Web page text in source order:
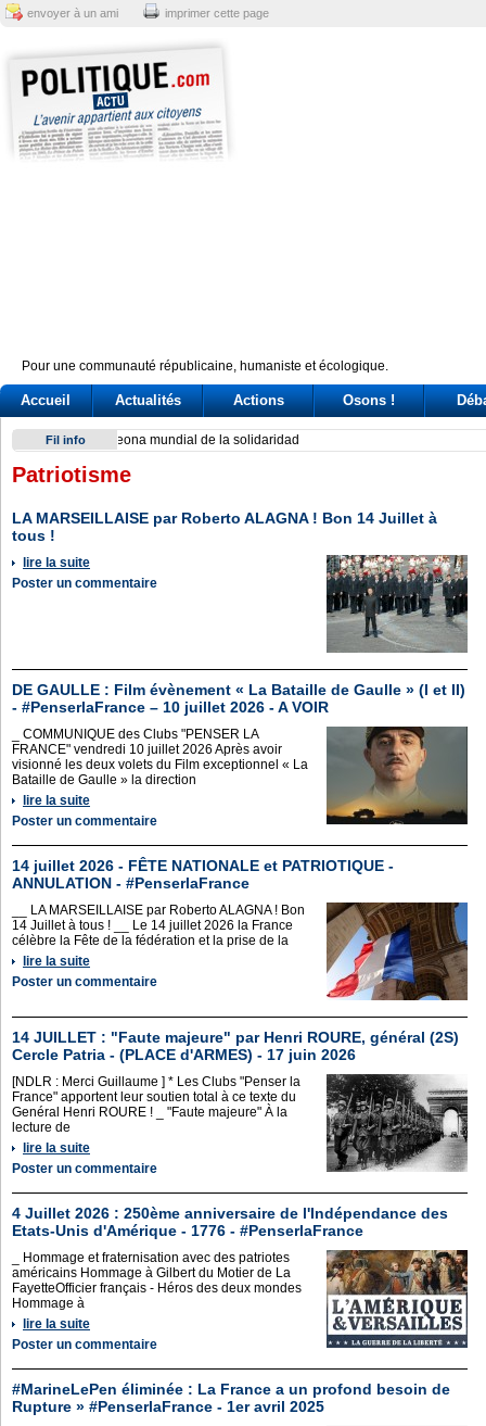
envoyer à un ami imprimer cette page
Pour une communauté républicaine, humaniste et écologique.
Accueil Actualités Actions Osons !
Fil info Exodus: West Bank hardships drive out Palestinian
Patriotisme
LA MARSEILLAISE par Roberto ALAGNA ! Bon 14 Juillet à
tous !
lire la suite
Poster un commentaire
DE GAULLE : Film évènement « La Bataille de Gaulle » (I et II)
- #PenserlaFrance – 10 juillet 2026 - A VOIR
_ COMMUNIQUE des Clubs "PENSER LA
FRANCE" vendredi 10 juillet 2026 Après avoir
visionné les deux volets du Film exceptionnel « La
Bataille de Gaulle » la direction
lire la suite
Poster un commentaire
14 juillet 2026 - FÊTE NATIONALE et PATRIOTIQUE -
ANNULATION - #PenserlaFrance
__ LA MARSEILLAISE par Roberto ALAGNA ! Bon
14 Juillet à tous ! __ Le 14 juillet 2026 la France
célèbre la Fête de la fédération et la prise de la
lire la suite
Poster un commentaire
14 JUILLET : "Faute majeure" par Henri ROURE, général (2S)
Cercle Patria - (PLACE d'ARMES) - 17 juin 2026
[NDLR : Merci Guillaume ] * Les Clubs "Penser la
France" apportent leur soutien total à ce texte du
Genéral Henri ROURE ! _ "Faute majeure" À la
lecture de
lire la suite
Poster un commentaire
4 Juillet 2026 : 250ème anniversaire de l'Indépendance des
Etats-Unis d'Amérique - 1776 - #PenserlaFrance
_ Hommage et fraternisation avec des patriotes
américains Hommage à Gilbert du Motier de La
FayetteOfficier français - Héros des deux mondes
Hommage à
lire la suite
Poster un commentaire
#MarineLePen éliminée : La France a un profond besoin de
Rupture » #PenserlaFrance - 1er avril 2025